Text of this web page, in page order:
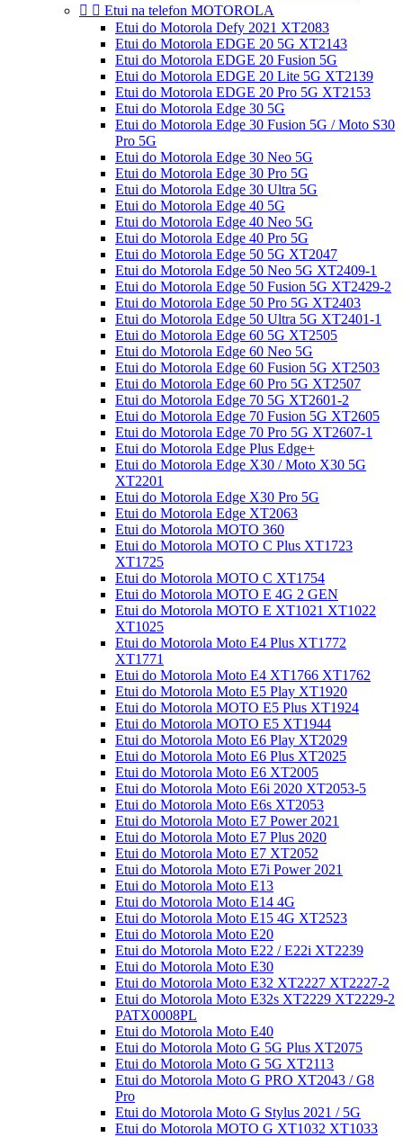
  Etui na telefon MOTOROLA
Etui do Motorola Defy 2021 XT2083
Etui do Motorola EDGE 20 5G XT2143
Etui do Motorola EDGE 20 Fusion 5G
Etui do Motorola EDGE 20 Lite 5G XT2139
Etui do Motorola EDGE 20 Pro 5G XT2153
Etui do Motorola Edge 30 5G
Etui do Motorola Edge 30 Fusion 5G / Moto S30
Pro 5G
Etui do Motorola Edge 30 Neo 5G
Etui do Motorola Edge 30 Pro 5G
Etui do Motorola Edge 30 Ultra 5G
Etui do Motorola Edge 40 5G
Etui do Motorola Edge 40 Neo 5G
Etui do Motorola Edge 40 Pro 5G
Etui do Motorola Edge 50 5G XT2047
Etui do Motorola Edge 50 Neo 5G XT2409-1
Etui do Motorola Edge 50 Fusion 5G XT2429-2
Etui do Motorola Edge 50 Pro 5G XT2403
Etui do Motorola Edge 50 Ultra 5G XT2401-1
Etui do Motorola Edge 60 5G XT2505
Etui do Motorola Edge 60 Neo 5G
Etui do Motorola Edge 60 Fusion 5G XT2503
Etui do Motorola Edge 60 Pro 5G XT2507
Etui do Motorola Edge 70 5G XT2601-2
Etui do Motorola Edge 70 Fusion 5G XT2605
Etui do Motorola Edge 70 Pro 5G XT2607-1
Etui do Motorola Edge Plus Edge+
Etui do Motorola Edge X30 / Moto X30 5G
XT2201
Etui do Motorola Edge X30 Pro 5G
Etui do Motorola Edge XT2063
Etui do Motorola MOTO 360
Etui do Motorola MOTO C Plus XT1723
XT1725
Etui do Motorola MOTO C XT1754
Etui do Motorola MOTO E 4G 2 GEN
Etui do Motorola MOTO E XT1021 XT1022
XT1025
Etui do Motorola Moto E4 Plus XT1772
XT1771
Etui do Motorola Moto E4 XT1766 XT1762
Etui do Motorola Moto E5 Play XT1920
Etui do Motorola MOTO E5 Plus XT1924
Etui do Motorola MOTO E5 XT1944
Etui do Motorola Moto E6 Play XT2029
Etui do Motorola Moto E6 Plus XT2025
Etui do Motorola Moto E6 XT2005
Etui do Motorola Moto E6i 2020 XT2053-5
Etui do Motorola Moto E6s XT2053
Etui do Motorola Moto E7 Power 2021
Etui do Motorola Moto E7 Plus 2020
Etui do Motorola Moto E7 XT2052
Etui do Motorola Moto E7i Power 2021
Etui do Motorola Moto E13
Etui do Motorola Moto E14 4G
Etui do Motorola Moto E15 4G XT2523
Etui do Motorola Moto E20
Etui do Motorola Moto E22 / E22i XT2239
Etui do Motorola Moto E30
Etui do Motorola Moto E32 XT2227 XT2227-2
Etui do Motorola Moto E32s XT2229 XT2229-2
PATX0008PL
Etui do Motorola Moto E40
Etui do Motorola Moto G 5G Plus XT2075
Etui do Motorola Moto G 5G XT2113
Etui do Motorola Moto G PRO XT2043 / G8
Pro
Etui do Motorola Moto G Stylus 2021 / 5G
Etui do Motorola MOTO G XT1032 XT1033